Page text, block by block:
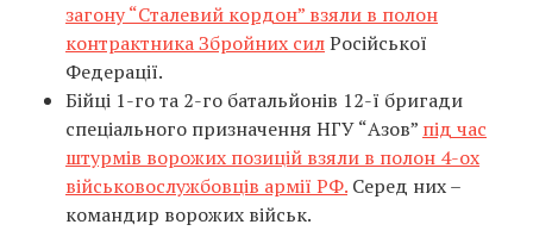
загону “Сталевий кордон” взяли в полон
контрактника Збройних силРосійської
Федерації.
Бійці 1-го та 2-го батальйонів 12-ї бригади
спеціального призначення НГУ “Азов” під час
штурмів ворожих позицій взяли в полон 4-ох
військовослужбовців армії РФ. Серед них –
командир ворожих військ.